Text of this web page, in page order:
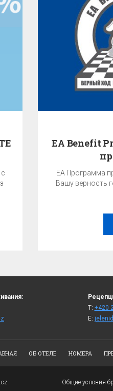
EA Benefit
EA Программа
Вашу верность
T: +420
E:
ОБ ОТЕЛЕ НОМЕРА
Общие условия